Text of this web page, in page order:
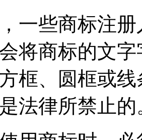
一些商标注
将商标的文
框、圆框或
法律所禁止的